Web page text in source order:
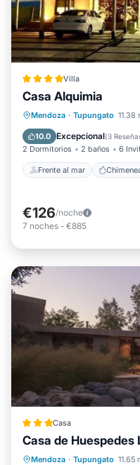
Villa
Casa Alquimia
Mendoza · Tupungato 11.38
10.0 Excepcional(3
2 Dormitorios 2 baños 6
Frente al mar
Frente al mar
Piscina
€126/noche
7 noches - €885
Casa
Casa de Huespedes
Mendoza · Tupungato 11.65
Chimenea/